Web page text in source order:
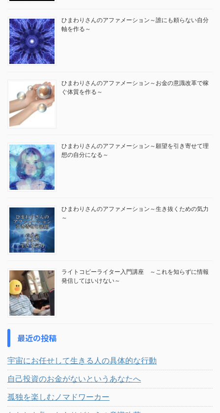
ひまわりさんのアファメーション～誰にも頼らない自分
軸を作る～
ひまわりさんのアファメーション～お金の意識改革で稼
ぐ体質を作る～
ひまわりさんのアファメーション～願望を引き寄せて理
想の自分になる～
ひまわりさんのアファメーション～生き抜くための気力
～
ライトコピーライター入門講座 ～これを知らずに情報
発信してはいけない～
最近の投稿
宇宙にお任せして生きる人の具体的な行動
自己投資のお金がないというあなたへ
孤独を楽しむノマドワーカー